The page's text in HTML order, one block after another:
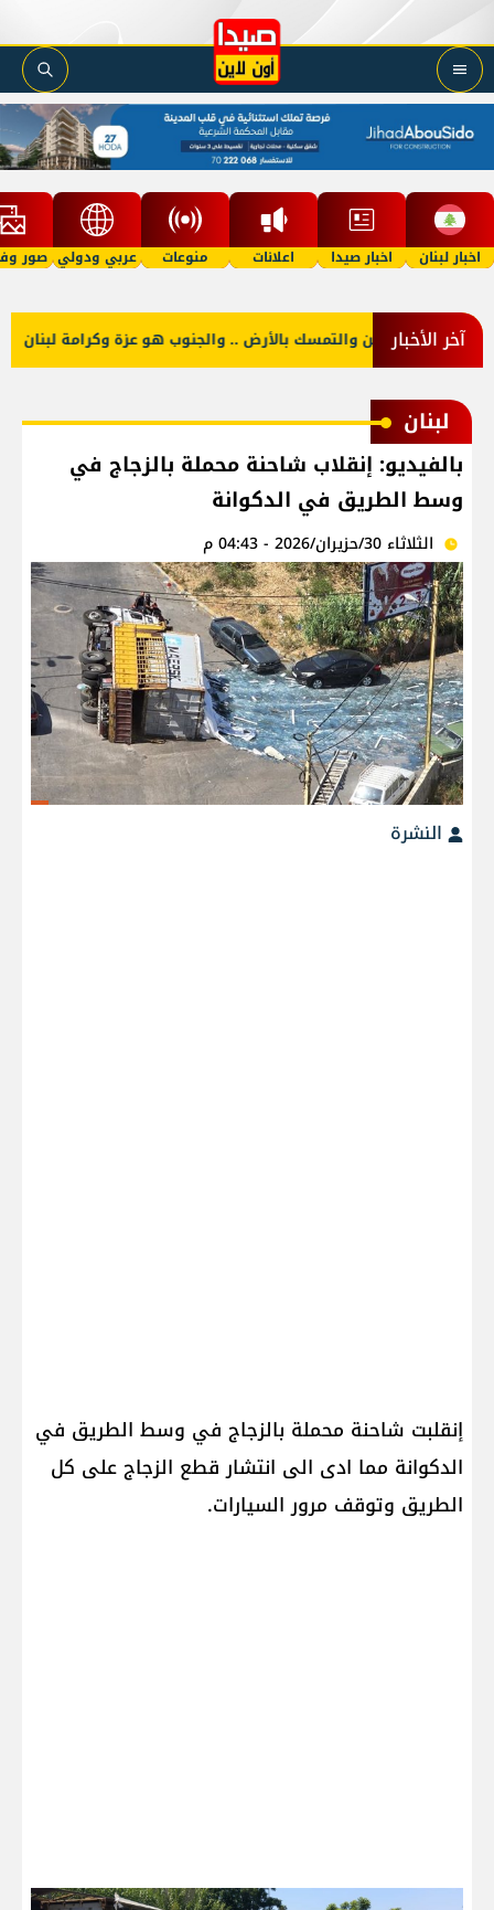
اخبار لبنان اخبار صيدا اعلانات منوعات عربي ودولي صور
آخر الأخبار
حب الوطن والتمسك بالأرض .. والجنوب هو عزة وكرامة لبنان
لبنان
بالفيديو: إنقلاب شاحنة محملة بالزجاج في
وسط الطريق في الدكوانة
الثلاثاء 30/حزيران/2026 - 04:43 م
النشرة
إنقلبت شاحنة محملة بالزجاج في وسط الطريق في
​الدكوانة​ مما ادى الى انتشار قطع الزجاج على كل
الطريق وتوقف مرور السيارات.